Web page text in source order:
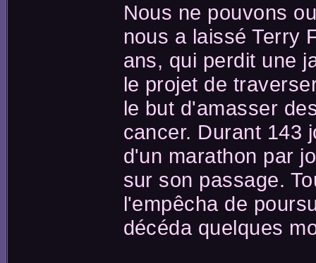
Nous ne pouvons
nous a laissé Terry
ans, qui perdit une
le projet de
le but d'amasser
cancer. Durant 143
d'un marathon par
sur son passage.
l'empêcha de
décéda quelques